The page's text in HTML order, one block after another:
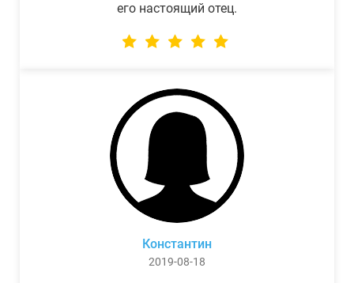
его настоящий отец.
Константин
2019-08-18